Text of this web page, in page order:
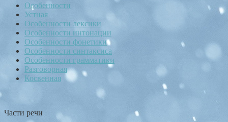
Особенности
Устная
Особенности лексики
Особенности интонации
Особенности фонетики
Особенности синтаксиса
Особенности грамматики
Разговорная
Косвенная
Части речи